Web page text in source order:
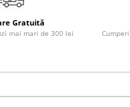
Jurnale
Mistery
Gratuită
mai mari de 300 lei